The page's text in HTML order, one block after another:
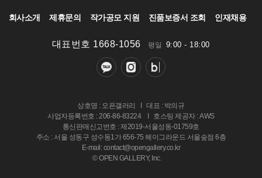
회사소개 제휴문의 작가공모 지원 진품보증서 조회 인재채용
대표번호 1668-1056 평일 9:00 - 18:00
상호명 : 오픈갤러리
대표 : 박의규
사업자등록번호 : 206-86-83224
호스팅 제공자 : AWS
통신판매신고번호 : 제2019-서울성동-01759호
주소 : 서울 성동구 성수동1가 656-75 헤이그라운드 서울숲점 6층
E-mail: contact@opengallery.co.kr
© OPEN GALLERY, Inc.